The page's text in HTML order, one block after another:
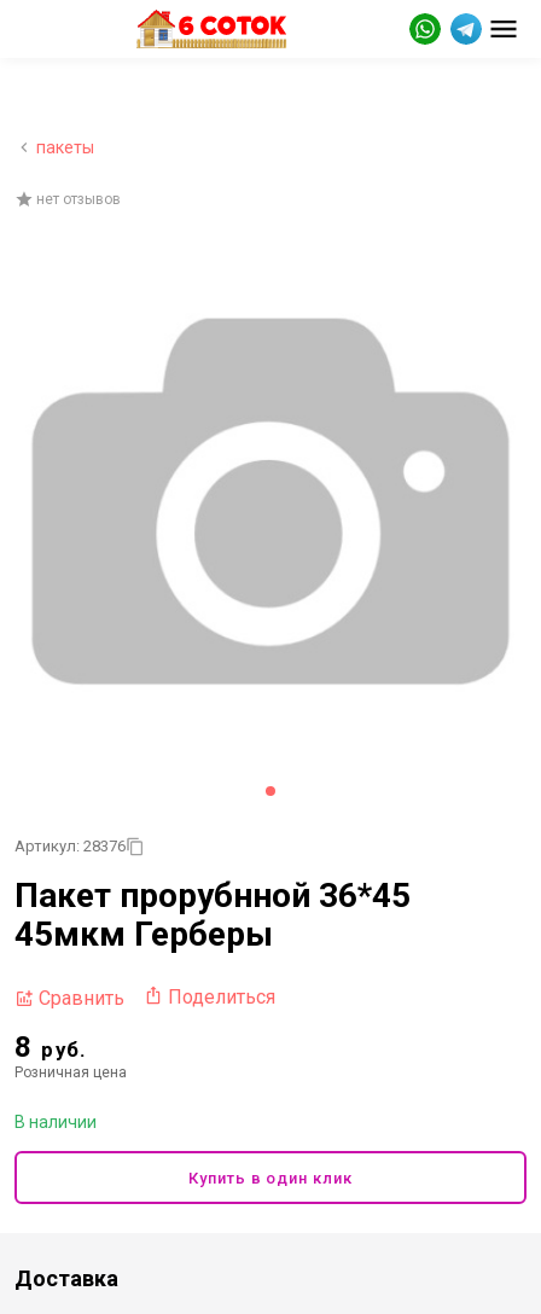
пакеты
нет отзывов
Артикул: 28376
Пакет прорубнной 36*45
45мкм Герберы
Сравнить Поделиться
8 руб.
Розничная цена
В наличии
Купить в один клик
Доставка